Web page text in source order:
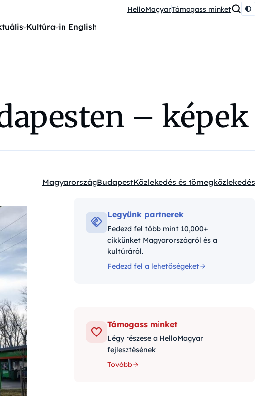
HelloMagyarTámogass minket
Kultúra in English
– képek
Kategóriák:
MagyarországBudapestKözlekedés és tömegközlekedés
Legyünk partnerek
Fedezd fel több mint 10,000+
cikkünket Magyarországról és a
kultúráról.
Fedezd fel a lehetőségeket
Támogass minket
Légy részese a HelloMagyar
fejlesztésének
Tovább